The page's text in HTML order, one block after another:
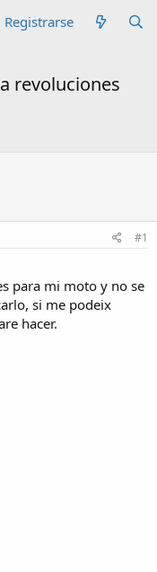
Registrarse
revoluciones
#1
para mi moto y no se
si me podeix
hacer.